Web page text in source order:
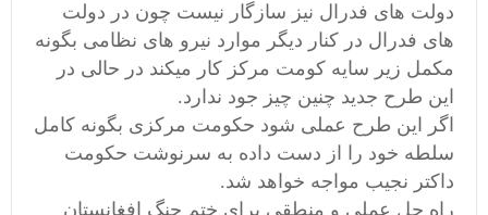
دولت های فدرال نیز سازگار نیست چون در دولت
های فدرال در کنار دیگر موارد نیرو های نظامی بگونه
مکمل زیر سایه کومت مرکز کار میکند در حالی در
این طرح جدید چنین چیز جود ندارد.
اگر این طرح عملی شود حکومت مرکزی بگونه کامل
سلطه خود را از دست داده به سرنوشت حکومت
داکتر نجیب مواجه خواهد شد.
راه حل عملی و منطقی برای ختم جنگ افغانستان